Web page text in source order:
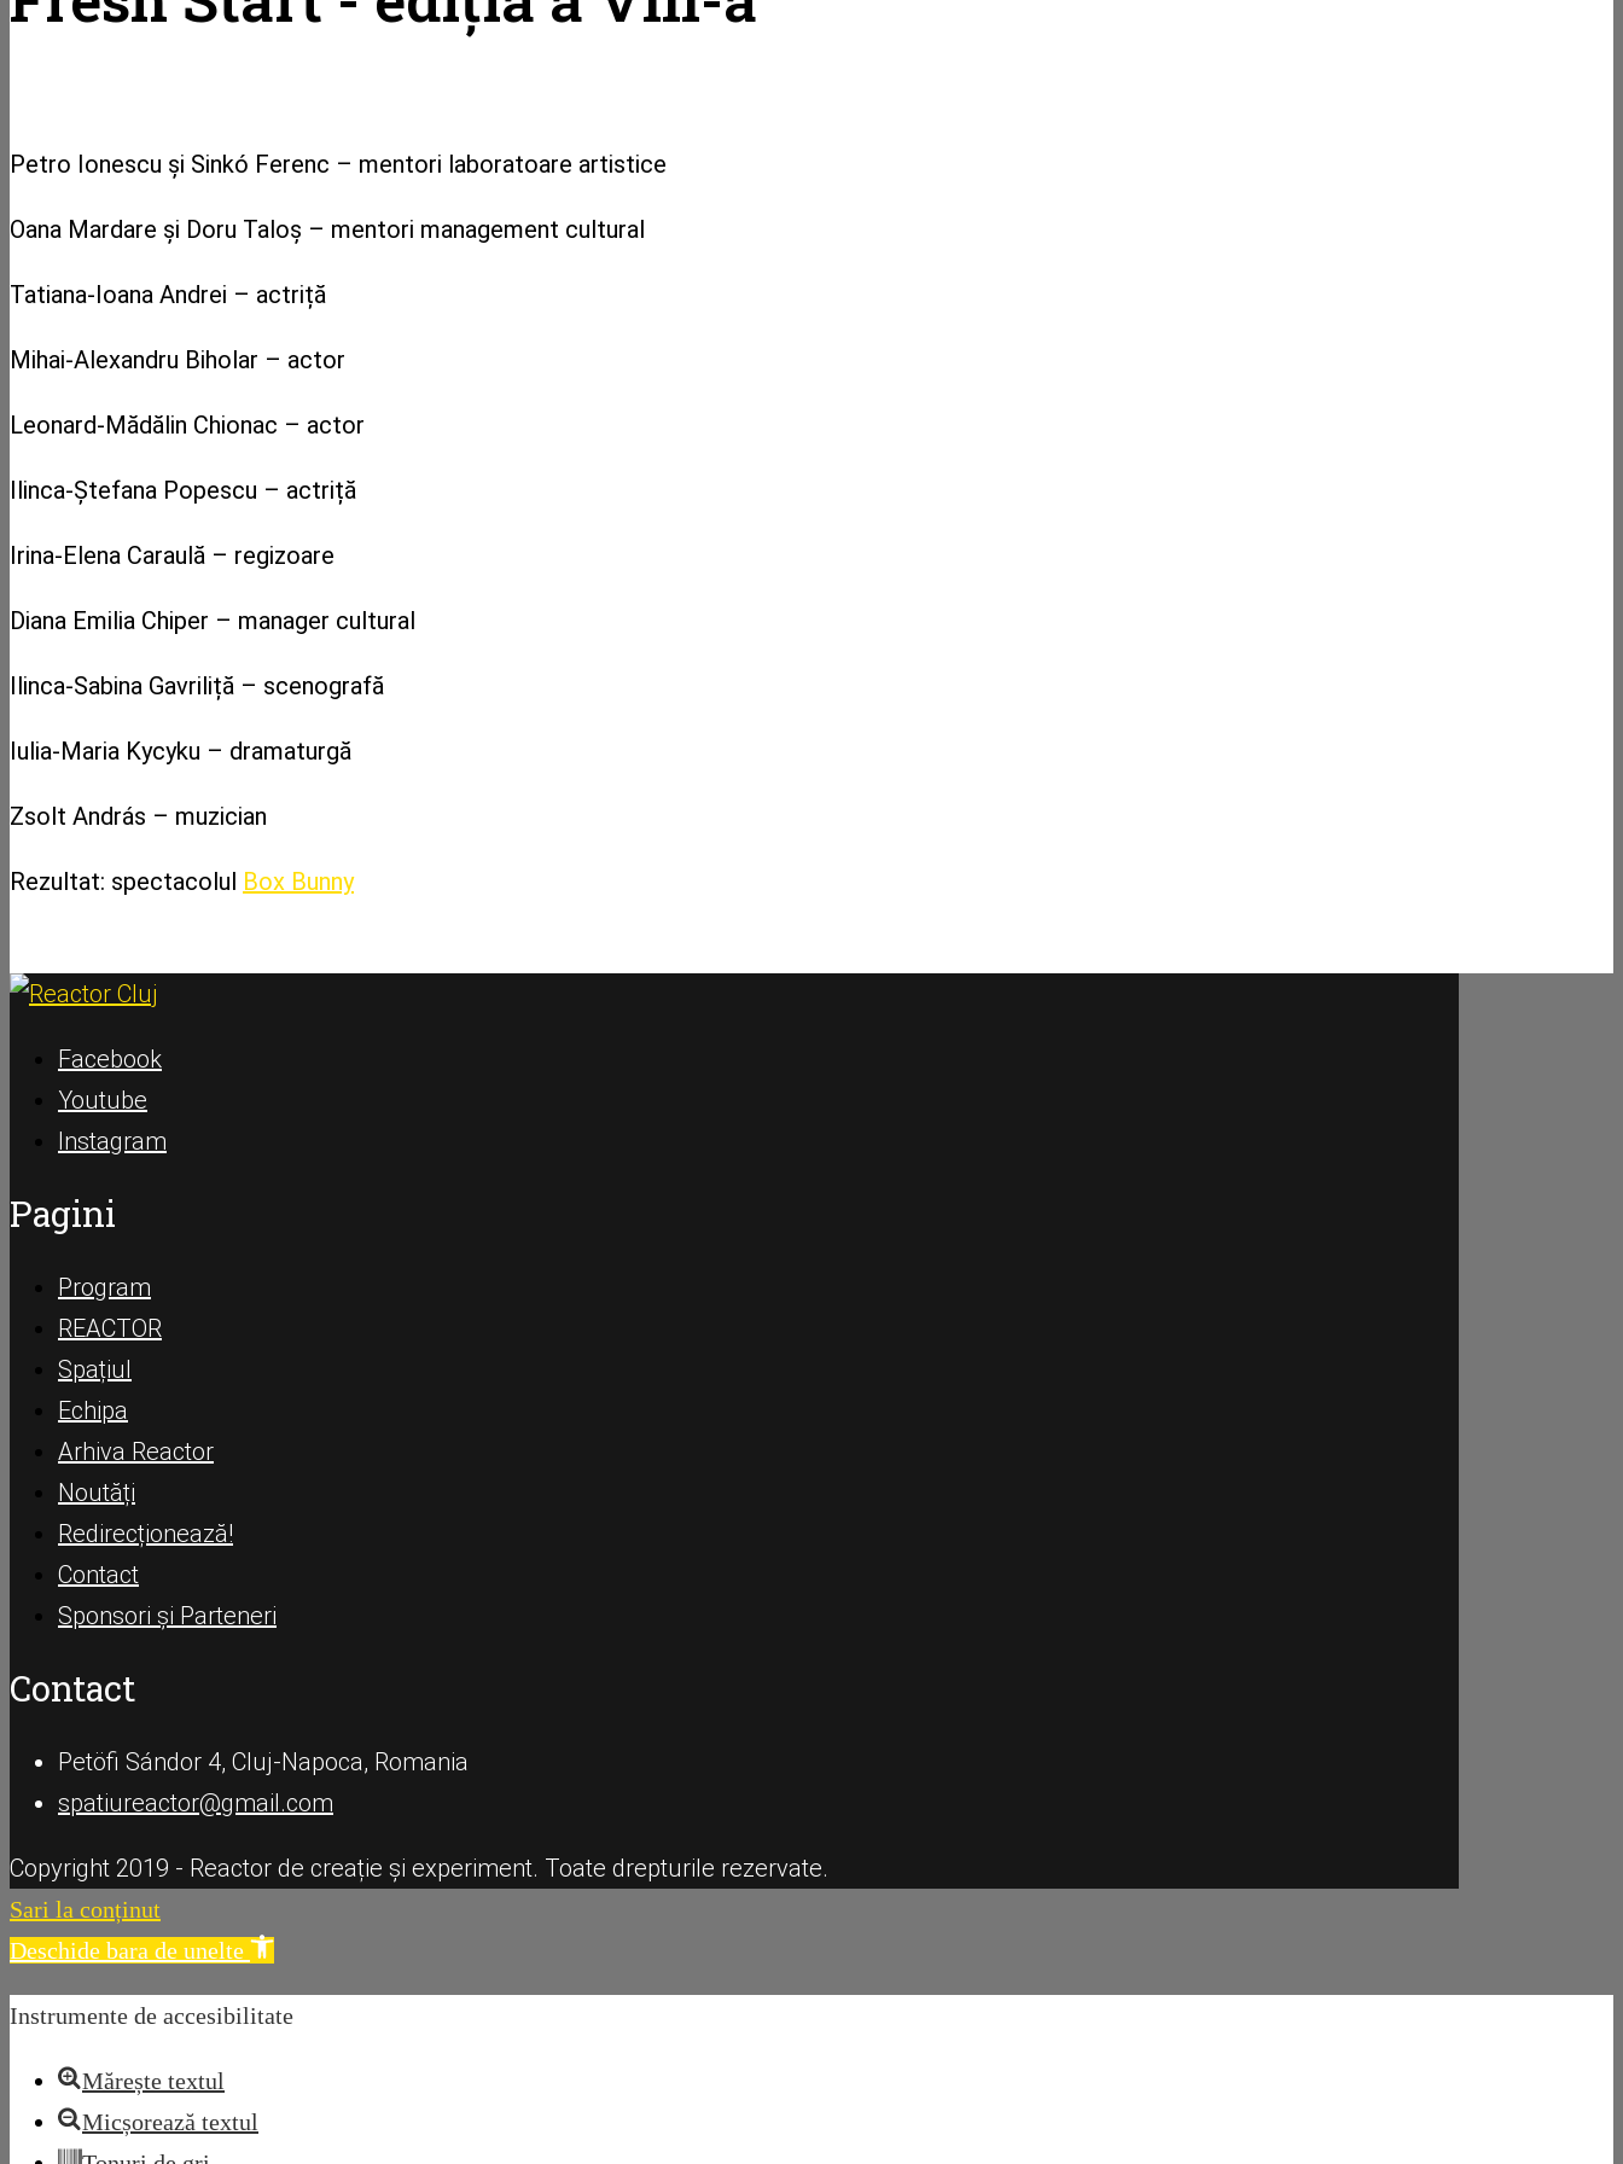
Petro Ionescu și Sinkó Ferenc – mentori laboratoare artistice
Oana Mardare și Doru Taloș – mentori management cultural
Tatiana-Ioana Andrei – actriță
Mihai-Alexandru Biholar – actor
Leonard-Mădălin Chionac – actor
Ilinca-Ștefana Popescu – actriță
Irina-Elena Caraulă – regizoare
Diana Emilia Chiper – manager cultural
Ilinca-Sabina Gavriliță – scenografă
Iulia-Maria Kycyku – dramaturgă
Zsolt András – muzician
Rezultat: spectacolul Box Bunny
Facebook
Youtube
Instagram
Pagini
Program
REACTOR
Spațiul
Echipa
Arhiva Reactor
Noutăți
Redirecționează!
Contact
Sponsori și Parteneri
Contact
Petöfi Sándor 4, Cluj-Napoca, Romania
spatiureactor@gmail.com
Copyright 2019 - Reactor de creație și experiment. Toate drepturile rezervate.
Sari la conținut
Deschide bara de unelte
Instrumente de accesibilitate
Mărește textul
Micșorează textul